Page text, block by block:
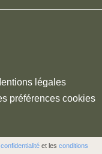
légales
préférences cookies
confidentialitéet les conditions